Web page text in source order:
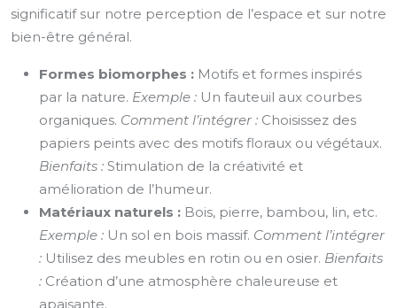
significatif sur notre perception de l’espace et sur notre
bien-être général.
Formes biomorphes : Motifs et formes inspirés
par la nature. Exemple : Un fauteuil aux courbes
organiques. Comment l’intégrer : Choisissez des
papiers peints avec des motifs floraux ou végétaux.
Bienfaits : Stimulation de la créativité et
amélioration de l’humeur.
Matériaux naturels : Bois, pierre, bambou, lin, etc.
Exemple : Un sol en bois massif. Comment l’intégrer
: Utilisez des meubles en rotin ou en osier. Bienfaits
: Création d’une atmosphère chaleureuse et
apaisante.